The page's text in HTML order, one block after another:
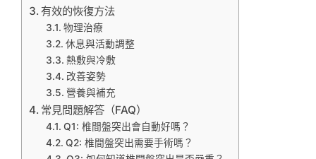
有效的恢復方法
物理治療
休息與活動調整
熱敷與冷敷
改善姿勢
營養與補充
常見問題解答（FAQ）
Q1: 椎間盤突出會自動好嗎？
Q2: 椎間盤突出需要手術嗎？